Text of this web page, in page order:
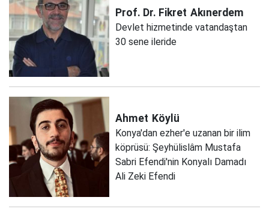
Prof. Dr. Fikret Akınerdem
Devlet hizmetinde vatandaştan
30 sene ileride
Ahmet Köylü
Konya'dan ezher'e uzanan bir ilim
köprüsü: Şeyhülislâm Mustafa
Sabri Efendi'nin Konyalı Damadı
Ali Zeki Efendi